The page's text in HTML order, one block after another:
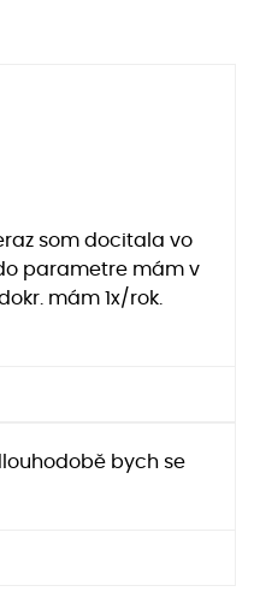
som docitala vo
parametre mám v
mám 1x/rok.
bych se